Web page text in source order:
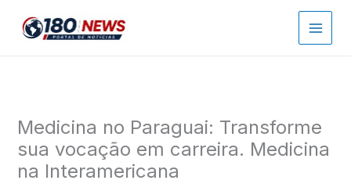
para
Medicina no Paraguai: Transforme
sua vocação em carreira. Medicina
na Interamericana